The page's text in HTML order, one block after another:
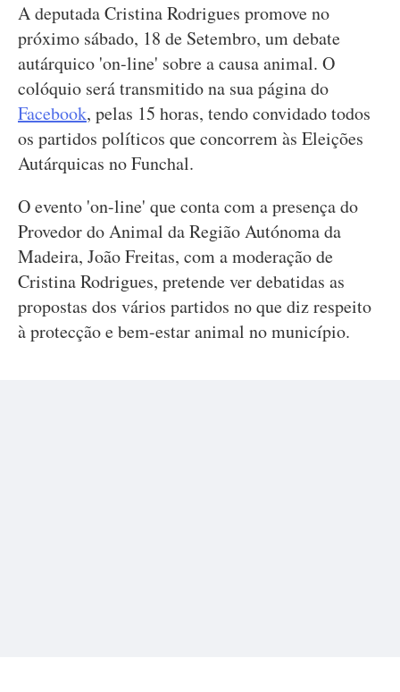
A deputada Cristina Rodrigues promove no
próximo sábado, 18 de Setembro, um debate
autárquico 'on-line' sobre a causa animal. O
colóquio será transmitido na sua página do
Facebook, pelas 15 horas, tendo convidado todos
os partidos políticos que concorrem às Eleições
Autárquicas no Funchal.
O evento 'on-line' que conta com a presença do
Provedor do Animal da Região Autónoma da
Madeira, João Freitas, com a moderação de
Cristina Rodrigues, pretende ver debatidas as
propostas dos vários partidos no que diz respeito
à protecção e bem-estar animal no município.